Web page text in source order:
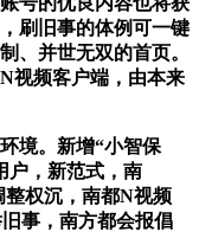
刷旧事的体例可一键
、并世无双的首页。
视频客户端，由本来
境。新增“小智保
户，新范式，南
权沉，南都N视频
事，南方都会报倡